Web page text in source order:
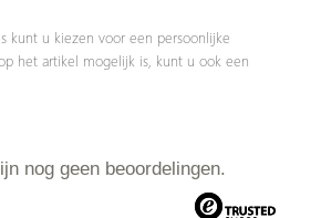
kunt u kiezen voor een persoonlijke
het artikel mogelijk is, kunt u ook een
nog geen beoordelingen.